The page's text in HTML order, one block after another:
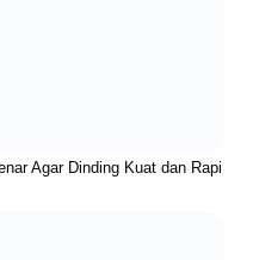
Agar Dinding Kuat dan Rapi